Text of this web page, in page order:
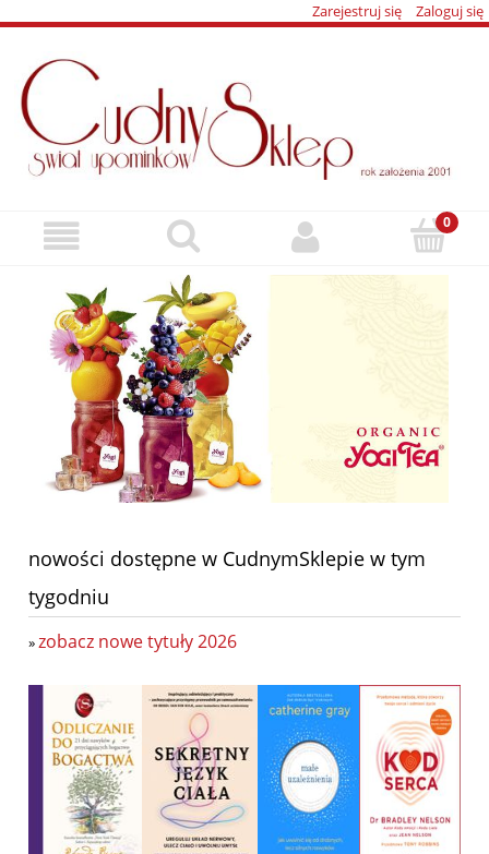
Zarejestruj się Zaloguj się
nowości dostępne w CudnymSklepie w tym
tygodniu
»zobacz nowe tytuły 2026